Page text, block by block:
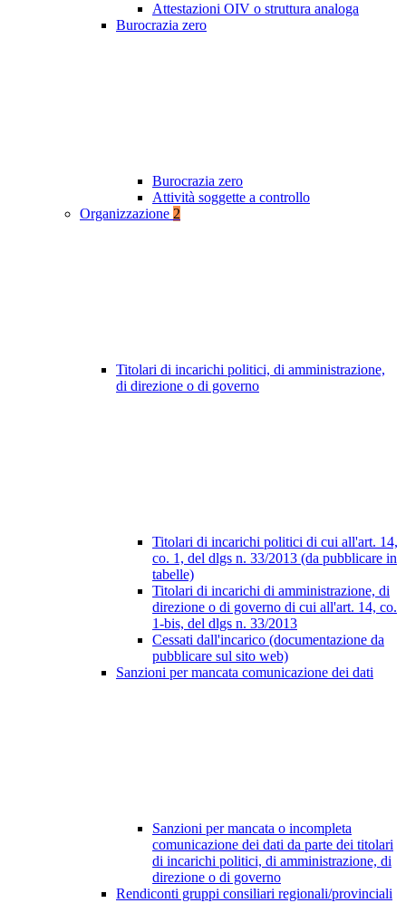
Attestazioni OIV o struttura analoga
Burocrazia zero
Burocrazia zero
Attività soggette a controllo
Organizzazione 2
Titolari di incarichi politici, di amministrazione,
di direzione o di governo
Titolari di incarichi politici di cui all'art. 14,
co. 1, del dlgs n. 33/2013 (da pubblicare in
tabelle)
Titolari di incarichi di amministrazione, di
direzione o di governo di cui all'art. 14, co.
1-bis, del dlgs n. 33/2013
Cessati dall'incarico (documentazione da
pubblicare sul sito web)
Sanzioni per mancata comunicazione dei dati
Sanzioni per mancata o incompleta
comunicazione dei dati da parte dei titolari
di incarichi politici, di amministrazione, di
direzione o di governo
Rendiconti gruppi consiliari regionali/provinciali